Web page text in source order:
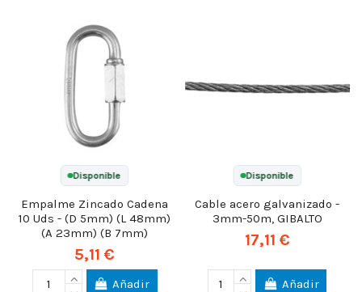
Disponible
Empalme Zincado Cadena
10 Uds - (D 5mm) (L 48mm)
(A 23mm) (B 7mm)
5,11 €
Añadir
Disponible
Cable acero galvanizado -
3mm-50m, GIBALTO
17,11 €
Añadir